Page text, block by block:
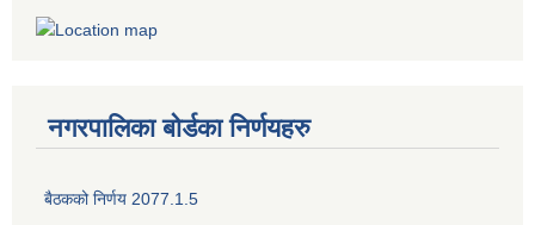
नगरपालिका बोर्डका निर्णयहरु
बैठकको निर्णय 2077.1.5